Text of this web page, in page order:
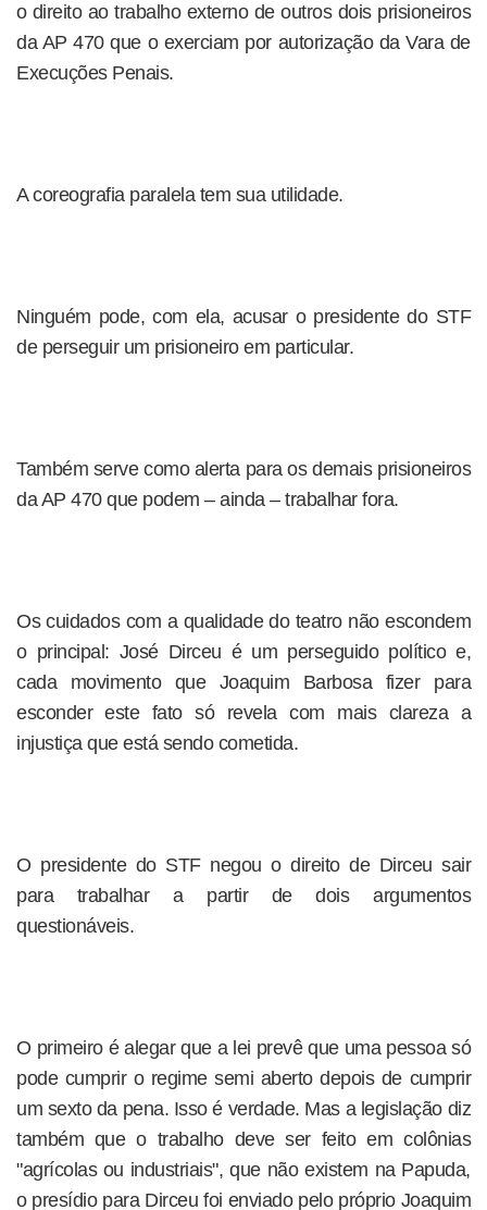
o direito ao trabalho externo de outros dois prisioneiros
da AP 470 que o exerciam por autorização da Vara de
Execuções Penais.
A coreografia paralela tem sua utilidade.
Ninguém pode, com ela, acusar o presidente do STF
de perseguir um prisioneiro em particular.
Também serve como alerta para os demais prisioneiros
da AP 470 que podem – ainda – trabalhar fora.
Os cuidados com a qualidade do teatro não escondem
o principal: José Dirceu é um perseguido político e,
cada movimento que Joaquim Barbosa fizer para
esconder este fato só revela com mais clareza a
injustiça que está sendo cometida.
O presidente do STF negou o direito de Dirceu sair
para trabalhar a partir de dois argumentos
questionáveis.
O primeiro é alegar que a lei prevê que uma pessoa só
pode cumprir o regime semi aberto depois de cumprir
um sexto da pena. Isso é verdade. Mas a legislação diz
também que o trabalho deve ser feito em colônias
"agrícolas ou industriais", que não existem na Papuda,
o presídio para Dirceu foi enviado pelo próprio Joaquim